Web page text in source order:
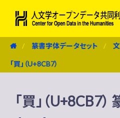
篆書字体データセット
「買」（U+8CB7）
「買」（U+8CB7